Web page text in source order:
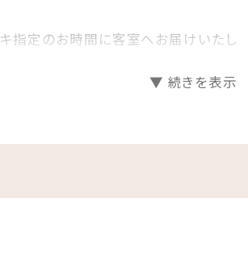
キ指定のお時間に客室へお届けいたし
会場でもお召し上がりいただけます。
「備考欄」にご記入下さい。
②ローソクの本数
▼ 続きを表示